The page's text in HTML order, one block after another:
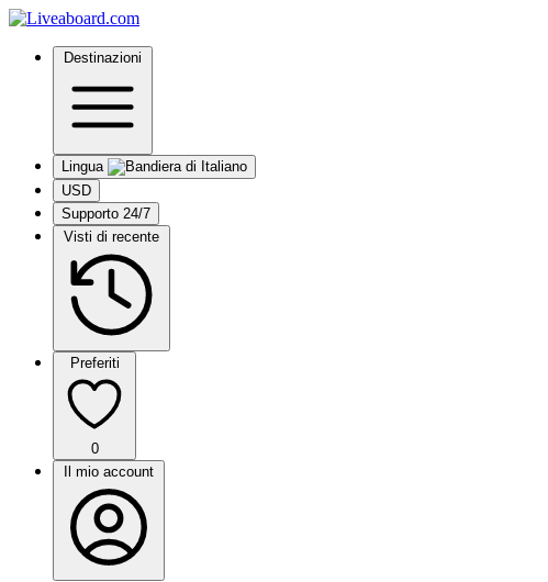
Destinazioni
Lingua
USD
Supporto 24/7
Visti di recente
Preferiti
0
Il mio account